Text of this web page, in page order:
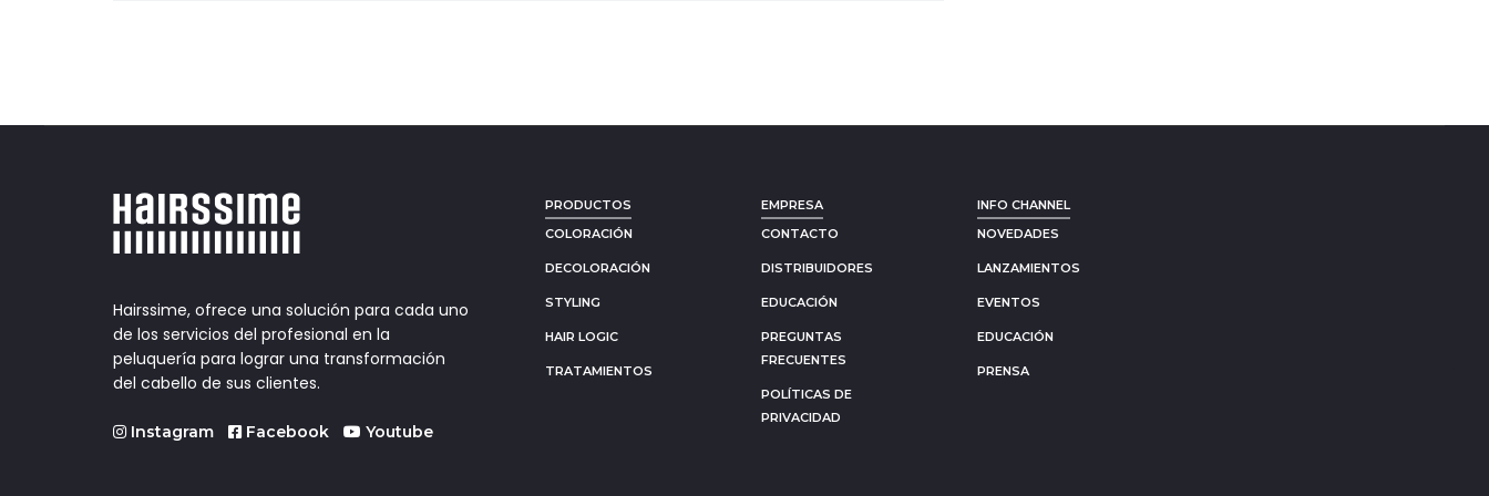
Hairssime, ofrece una solución para cada uno
de los servicios del profesional en la
peluquería para lograr una transformación
del cabello de sus clientes.
Instagram Facebook Youtube
PRODUCTOS
COLORACIÓN
DECOLORACIÓN
STYLING
HAIR LOGIC
TRATAMIENTOS
EMPRESA
CONTACTO
DISTRIBUIDORES
EDUCACIÓN
PREGUNTAS
FRECUENTES
POLÍTICAS DE
PRIVACIDAD
INFO CHANNEL
NOVEDADES
LANZAMIENTOS
EVENTOS
EDUCACIÓN
PRENSA